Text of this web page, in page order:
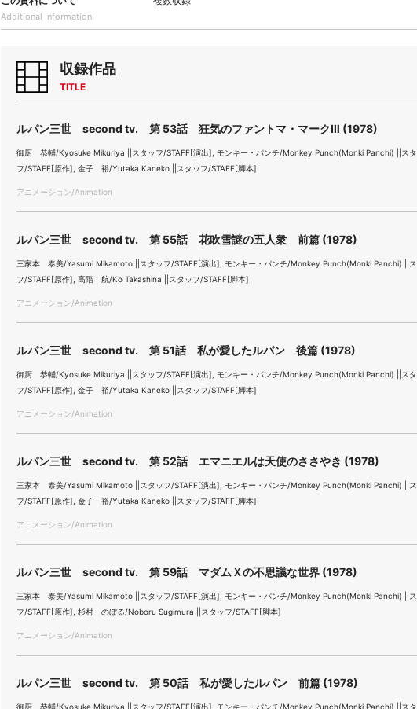
Additional Information
収録作品
TITLE
ルパン三世 second tv. 第 53話 狂気のファントマ・マークⅢ (1978)
御厨 恭輔/Kyosuke Mikuriya ||スタッフ/STAFF[演出], モンキー・パンチ/Monkey Punch(Monki Panchi) ||ス
フ/STAFF[原作], 金子 裕/Yutaka Kaneko ||スタッフ/STAFF[脚本]
アニメーション/Animation
ルパン三世 second tv. 第 55話 花吹雪謎の五人衆 前篇 (1978)
三家本 泰美/Yasumi Mikamoto ||スタッフ/STAFF[演出], モンキー・パンチ/Monkey Punch(Monki Panchi) ||
フ/STAFF[原作], 高階 航/Ko Takashina ||スタッフ/STAFF[脚本]
アニメーション/Animation
ルパン三世 second tv. 第 51話 私が愛したルパン 後篇 (1978)
御厨 恭輔/Kyosuke Mikuriya ||スタッフ/STAFF[演出], モンキー・パンチ/Monkey Punch(Monki Panchi) ||ス
フ/STAFF[原作], 金子 裕/Yutaka Kaneko ||スタッフ/STAFF[脚本]
アニメーション/Animation
ルパン三世 second tv. 第 52話 エマニエルは天使のささやき (1978)
三家本 泰美/Yasumi Mikamoto ||スタッフ/STAFF[演出], モンキー・パンチ/Monkey Punch(Monki Panchi) ||
フ/STAFF[原作], 金子 裕/Yutaka Kaneko ||スタッフ/STAFF[脚本]
アニメーション/Animation
ルパン三世 second tv. 第 59話 マダムＸの不思議な世界 (1978)
三家本 泰美/Yasumi Mikamoto ||スタッフ/STAFF[演出], モンキー・パンチ/Monkey Punch(Monki Panchi) ||
フ/STAFF[原作], 杉村 のぼる/Noboru Sugimura ||スタッフ/STAFF[脚本]
アニメーション/Animation
ルパン三世 second tv. 第 50話 私が愛したルパン 前篇 (1978)
御厨 恭輔/Kyosuke Mikuriya ||スタッフ/STAFF[演出], モンキー・パンチ/Monkey Punch(Monki Panchi) ||ス